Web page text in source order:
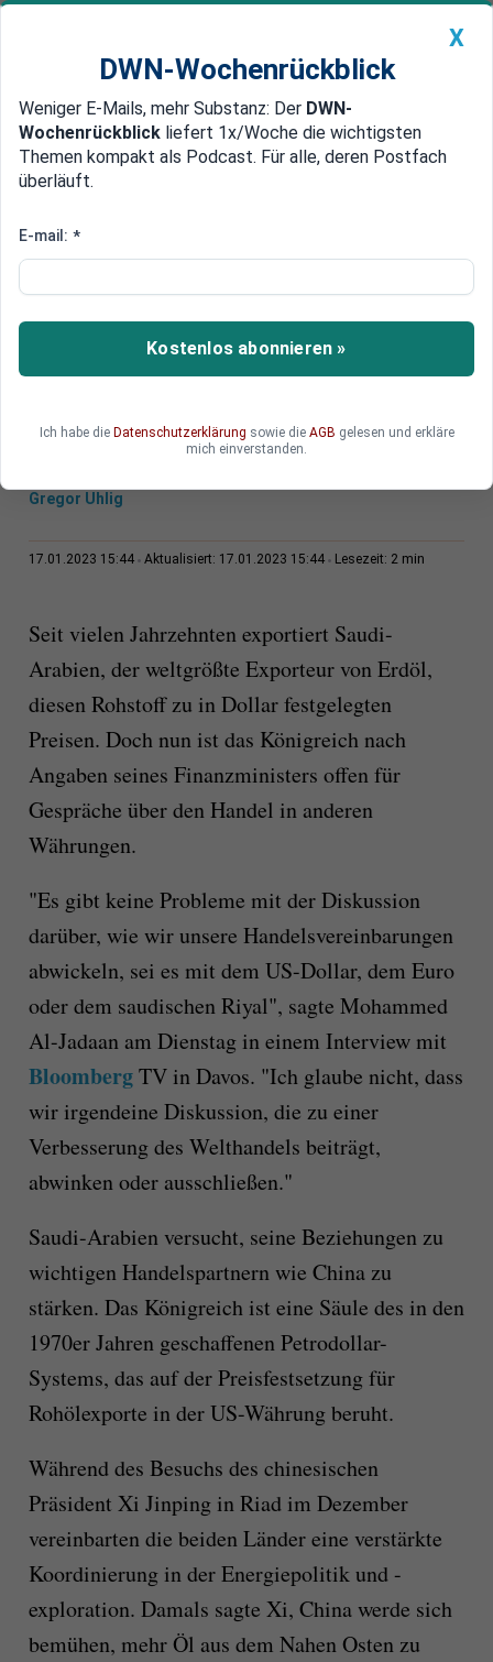
Newsticker MEIN DWN: Geldanlage Premium
Edelmetalle DWN-Magazin China
Saudi-Arabien offen für andere
Der Petro-Dollar gerät weiter ins Wackeln. Saudi-
Arabien sagt inzwischen ganz offen, dass der
Ölhandel gern auch in anderen Währungen
Gregor Uhlig
17.01.2023 15:44 Aktualisiert: 17.01.2023 15:44 Lesezeit: 2 min
Seit vielen Jahrzehnten exportiert Saudi-
Arabien, der weltgrößte Exporteur von Erdöl,
diesen Rohstoff zu in Dollar festgelegten
Preisen. Doch nun ist das Königreich nach
Angaben seines Finanzministers offen für
Gespräche über den Handel in anderen
Währungen.
"Es gibt keine Probleme mit der Diskussion
darüber, wie wir unsere Handelsvereinbarungen
abwickeln, sei es mit dem US-Dollar, dem Euro
oder dem saudischen Riyal", sagte Mohammed
Al-Jadaan am Dienstag in einem Interview mit
BloombergTV in Davos. "Ich glaube nicht, dass
wir irgendeine Diskussion, die zu einer
Verbesserung des Welthandels beiträgt,
abwinken oder ausschließen."
Saudi-Arabien versucht, seine Beziehungen zu
wichtigen Handelspartnern wie China zu
stärken. Das Königreich ist eine Säule des in den
1970er Jahren geschaffenen Petrodollar-
Systems, das auf der Preisfestsetzung für
Rohölexporte in der US-Währung beruht.
Während des Besuchs des chinesischen
Präsident Xi Jinping in Riad im Dezember
vereinbarten die beiden Länder eine verstärkte
Koordinierung in der Energiepolitik und -
exploration. Damals sagte Xi, China werde sich
bemühen, mehr Öl aus dem Nahen Osten zu
X
DWN-Wochenrückblick
Weniger E-Mails, mehr Substanz: Der DWN-
Wochenrückblick liefert 1x/Woche die wichtigsten
Themen kompakt als Podcast. Für alle, deren Postfach
überläuft.
E-mail: *
Kostenlos abonnieren »
Ich habe die Datenschutzerklärung sowie die AGB gelesen und erkläre
mich einverstanden.